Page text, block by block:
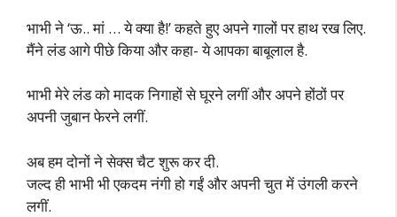
भाभी ने ‘ऊ.. मां … ये क्या है!’ कहते हुए अपने गालों पर हाथ रख लिए.
मैंने लंड आगे पीछे किया और कहा- ये आपका बाबूलाल है.
भाभी मेरे लंड को मादक निगाहों से घूरने लगीं और अपने होंठों पर
अपनी जुबान फेरने लगीं.
अब हम दोनों ने सेक्स चैट शुरू कर दी.
जल्द ही भाभी भी एकदम नंगी हो गईं और अपनी चुत में उंगली करने
लगीं.